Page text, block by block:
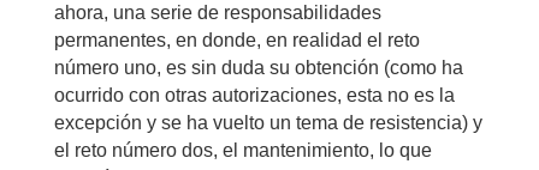
ahora, una serie de responsabilidades
permanentes, en donde, en realidad el reto
número uno, es sin duda su obtención (como ha
ocurrido con otras autorizaciones, esta no es la
excepción y se ha vuelto un tema de resistencia) y
el reto número dos, el mantenimiento, lo que